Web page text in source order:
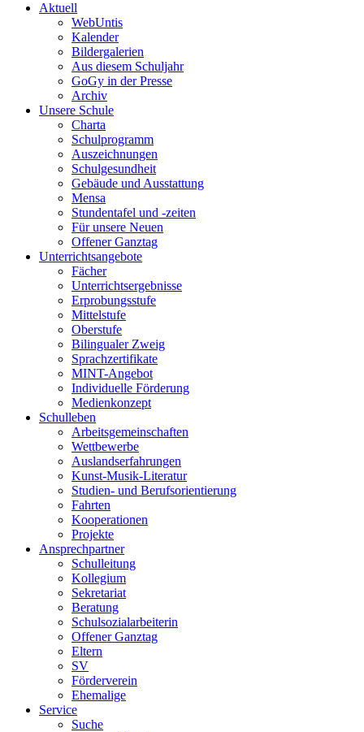
Aktuell
WebUntis
Kalender
Bildergalerien
Aus diesem Schuljahr
GoGy in der Presse
Archiv
Unsere Schule
Charta
Schulprogramm
Auszeichnungen
Schulgesundheit
Gebäude und Ausstattung
Mensa
Stundentafel und -zeiten
Für unsere Neuen
Offener Ganztag
Unterrichtsangebote
Fächer
Unterrichtsergebnisse
Erprobungsstufe
Mittelstufe
Oberstufe
Bilingualer Zweig
Sprachzertifikate
MINT-Angebot
Individuelle Förderung
Medienkonzept
Schulleben
Arbeitsgemeinschaften
Wettbewerbe
Auslandserfahrungen
Kunst-Musik-Literatur
Studien- und Berufsorientierung
Fahrten
Kooperationen
Projekte
Ansprechpartner
Schulleitung
Kollegium
Sekretariat
Beratung
Schulsozialarbeiterin
Offener Ganztag
Eltern
SV
Förderverein
Ehemalige
Service
Suche